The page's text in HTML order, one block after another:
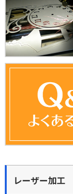
レーザー加工